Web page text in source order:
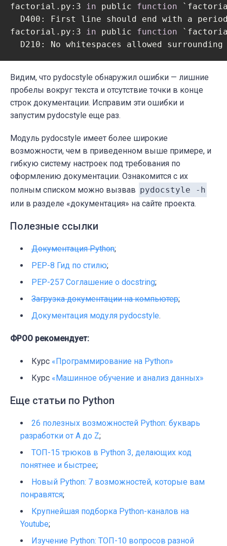
factorial.py:3 in public function
D400: First line should end with a
factorial.py:3 in public function
D210: No whitespaces allowed surrounding
Видим, что pydocstyle обнаружил ошибки — лишние
пробелы вокруг текста и отсутствие точки в конце
строк документации. Исправим эти ошибки и
запустим pydocstyle еще раз.
Модуль pydocstyle имеет более широкие
возможности, чем в приведенном выше примере, и
гибкую систему настроек под требования по
оформлению документации. Ознакомится с их
полным списком можно вызвав pydocstyle -h
или в разделе «документация» на сайте проекта.
Полезные ссылки
Документация Python;
PEP-8 Гид по стилю;
PEP-257 Соглашение о docstring;
Загрузка документации на компьютер;
Документация модуля pydocstyle.
ФРОО рекомендует:
Курс «Программирование на Python»
Курс «Машинное обучение и анализ данных»
Еще статьи по Python
26 полезных возможностей Python: букварь
разработки от А до Z;
ТОП-15 трюков в Python 3, делающих код
понятнее и быстрее;
Новый Python: 7 возможностей, которые вам
понравятся;
Крупнейшая подборка Python-каналов на
Youtube;
Изучение Python: ТОП-10 вопросов разной